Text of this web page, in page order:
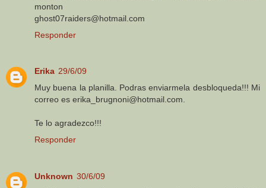
monton
ghost07raiders@hotmail.com
Responder
Erika 29/6/09
Muy buena la planilla. Podras enviarmela desbloqueda!!! Mi
correo es erika_brugnoni@hotmail.com.
Te lo agradezco!!!
Responder
Unknown 30/6/09